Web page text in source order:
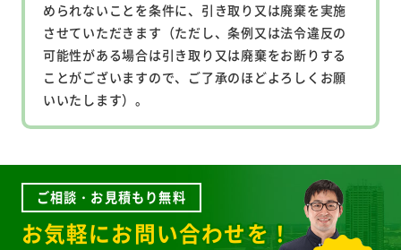
められないことを条件に、引き取り又は廃棄を実施
させていただきます（ただし、条例又は法令違反の
可能性がある場合は引き取り又は廃棄をお断りする
ことがございますので、ご了承のほどよろしくお願
いいたします）。
ご相談・お見積もり無料
お気軽にお問い合わせを！